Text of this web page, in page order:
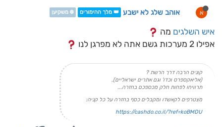
א אוהב שלג לא ישבע 👑 מלך ההימורים ❄️ משקיען
איש השלגים מה
אפילו 2 מערכות גשם אתה לא מפרגן לנו
קונים הרבה דרך הרשת ?
(אליאקספרס וכדו' וגם אתרים ישראליים),
תרוויחו לפחות חלק מכספכם בחזרה...
מצטרפים לקאשדו ומקבלים כסף בחזרה על כל קניה:
https://cashdo.co.il/?ref=koBMDU